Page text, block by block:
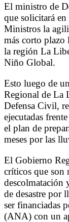
El ministro de
que solicitará
Ministros la
más corto plazo
la región La
Niño Global.
Esto luego de
Regional de La
Defensa Civil,
ejecutadas
el plan de
meses por las
El Gobierno
críticos que son
descolmatación
de desastre por
ser financiadas
(ANA) con un